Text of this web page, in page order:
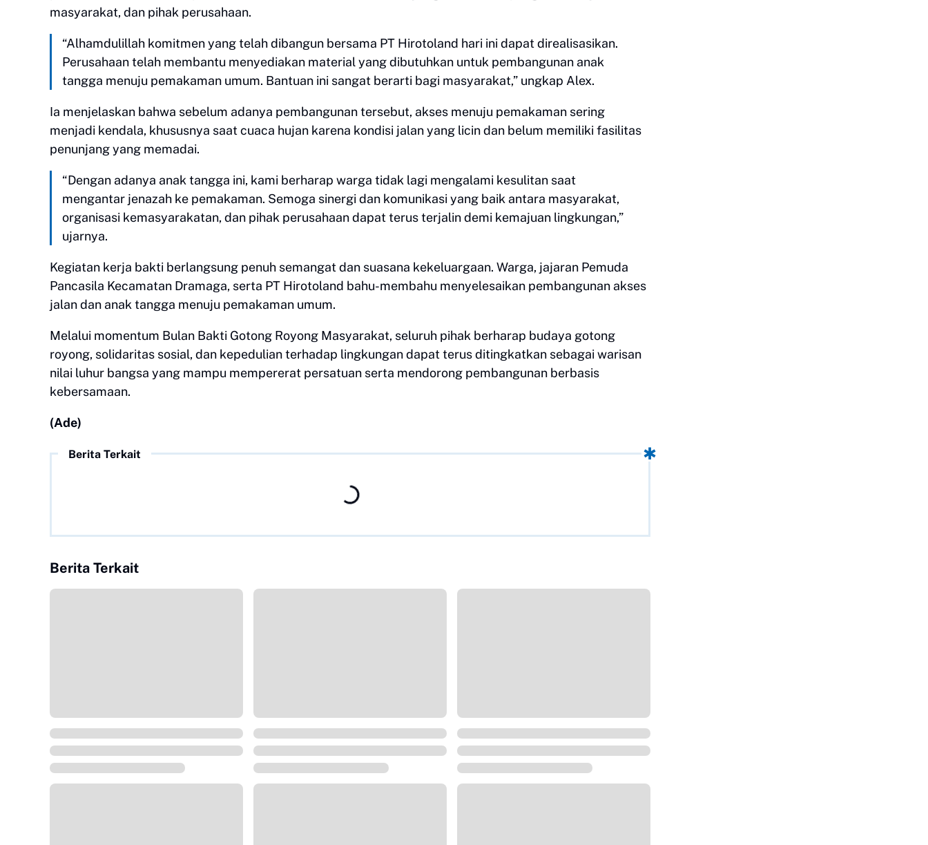
masyarakat, dan pihak perusahaan.
“Alhamdulillah komitmen yang telah dibangun bersama PT Hirotoland hari ini dapat direalisasikan.
Perusahaan telah membantu menyediakan material yang dibutuhkan untuk pembangunan anak
tangga menuju pemakaman umum. Bantuan ini sangat berarti bagi masyarakat,” ungkap Alex.
Ia menjelaskan bahwa sebelum adanya pembangunan tersebut, akses menuju pemakaman sering
menjadi kendala, khususnya saat cuaca hujan karena kondisi jalan yang licin dan belum memiliki fasilitas
penunjang yang memadai.
“Dengan adanya anak tangga ini, kami berharap warga tidak lagi mengalami kesulitan saat
mengantar jenazah ke pemakaman. Semoga sinergi dan komunikasi yang baik antara masyarakat,
organisasi kemasyarakatan, dan pihak perusahaan dapat terus terjalin demi kemajuan lingkungan,”
ujarnya.
Kegiatan kerja bakti berlangsung penuh semangat dan suasana kekeluargaan. Warga, jajaran Pemuda
Pancasila Kecamatan Dramaga, serta PT Hirotoland bahu-membahu menyelesaikan pembangunan akses
jalan dan anak tangga menuju pemakaman umum.
Melalui momentum Bulan Bakti Gotong Royong Masyarakat, seluruh pihak berharap budaya gotong
royong, solidaritas sosial, dan kepedulian terhadap lingkungan dapat terus ditingkatkan sebagai warisan
nilai luhur bangsa yang mampu mempererat persatuan serta mendorong pembangunan berbasis
kebersamaan.
(Ade)
Berita Terkait
Berita Terkait